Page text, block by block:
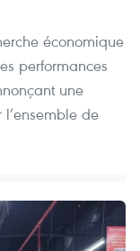
économique
performances
une
de